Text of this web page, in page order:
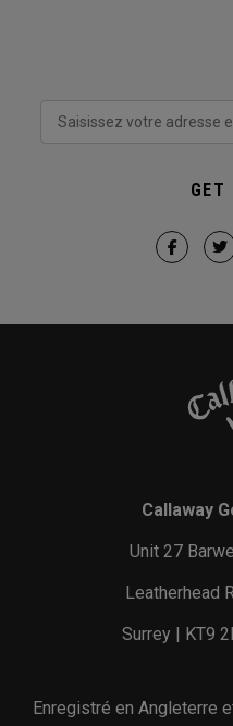
GET
Callaway
Unit 27
Leatherhead
Surrey | KT9
Enregistré en Angleterre